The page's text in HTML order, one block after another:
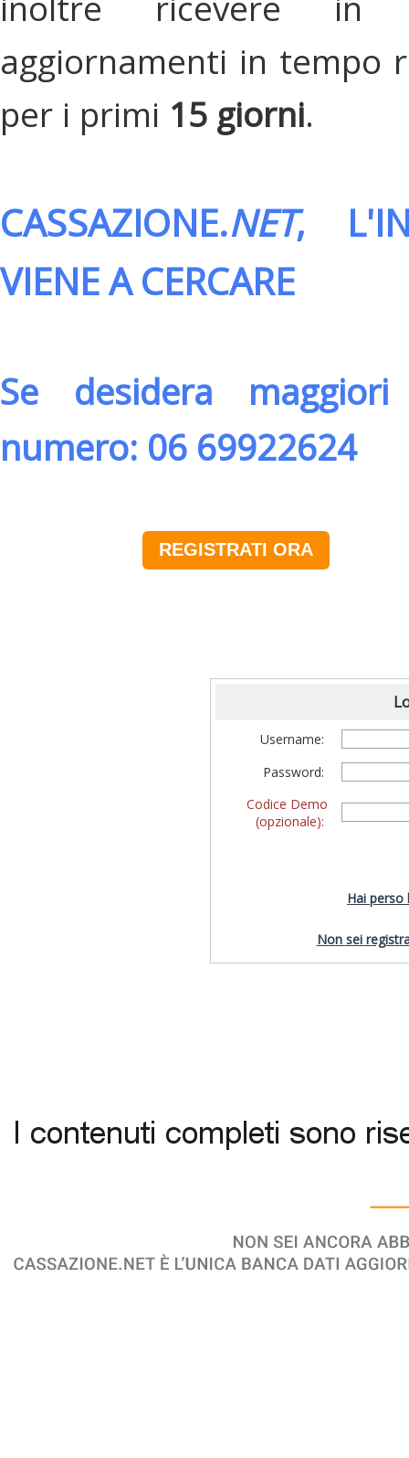
aggiornamenti in tempo
per i primi 15 giorni.
CASSAZIONE.NET,
VIENE A CERCARE
Se desidera
numero: 06 69922624
REGISTRATI ORA
Username:
Password:
Codice Demo
(opzionale):
Hai perso
Non sei